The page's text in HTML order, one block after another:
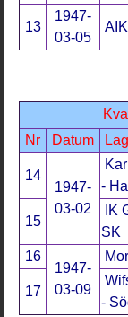
13
1947-
03-05
Nr
Datum Lag
14
1947-
03-02
-
15
IK
SK
16
1947-
03-09
17
-